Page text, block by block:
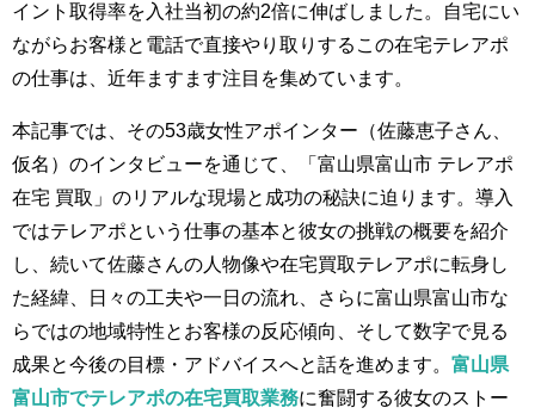
イント取得率を入社当初の約2倍に伸ばしました。自宅にい
ながらお客様と電話で直接やり取りするこの在宅テレアポ
の仕事は、近年ますます注目を集めています。
本記事では、その53歳女性アポインター（佐藤恵子さん、
仮名）のインタビューを通じて、「富山県富山市 テレアポ
在宅 買取」のリアルな現場と成功の秘訣に迫ります。導入
ではテレアポという仕事の基本と彼女の挑戦の概要を紹介
し、続いて佐藤さんの人物像や在宅買取テレアポに転身し
た経緯、日々の工夫や一日の流れ、さらに富山県富山市な
らではの地域特性とお客様の反応傾向、そして数字で見る
成果と今後の目標・アドバイスへと話を進めます。 富山県
富山市でテレアポの在宅買取業務に奮闘する彼女のストー